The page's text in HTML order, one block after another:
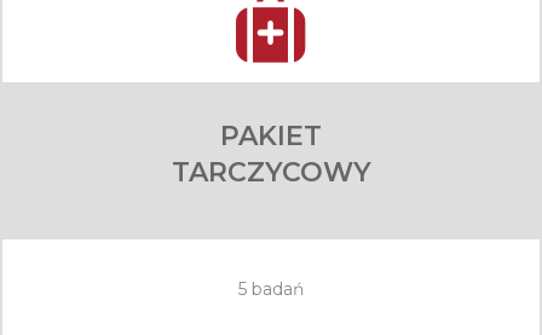
PAKIET
TARCZYCOWY
5 badań